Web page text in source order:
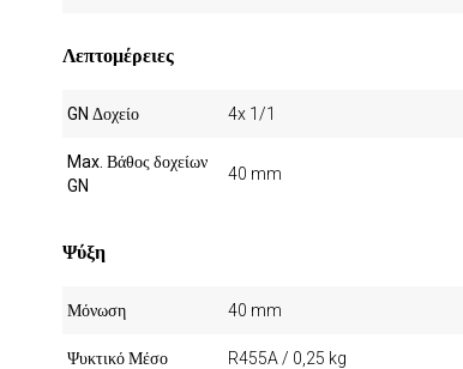
Λεπτομέρειες
GN Δοχείο 4x 1/1
Max. Βάθος δοχείων
GN
40 mm
Ψύξη
Μόνωση 40 mm
Ψυκτικό Μέσο R455A / 0,25 kg